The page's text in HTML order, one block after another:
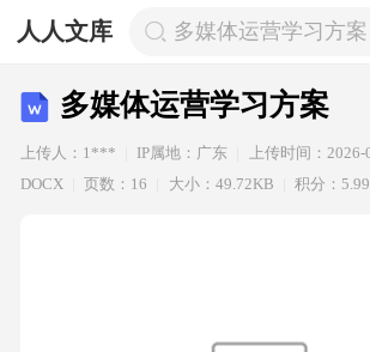
人人文库 多媒体运营学习方案
多媒体运营学习方案
上传人：1*** IP属地：广东 上传时间：2026-
DOCX
页数：16 大小：49.72KB 积分：5.99